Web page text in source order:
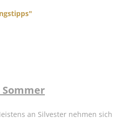
an Silvester nehmen sich